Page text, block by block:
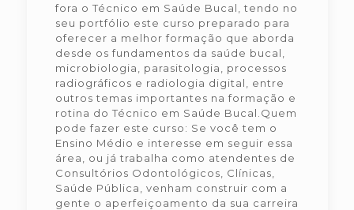
fora o Técnico em Saúde Bucal, tendo no
seu portfólio este curso preparado para
oferecer a melhor formação que aborda
desde os fundamentos da saúde bucal,
microbiologia, parasitologia, processos
radiográficos e radiologia digital, entre
outros temas importantes na formação e
rotina do Técnico em Saúde Bucal.Quem
pode fazer este curso: Se você tem o
Ensino Médio e interesse em seguir essa
área, ou já trabalha como atendentes de
Consultórios Odontológicos, Clínicas,
Saúde Pública, venham construir com a
gente o aperfeiçoamento da sua carreira